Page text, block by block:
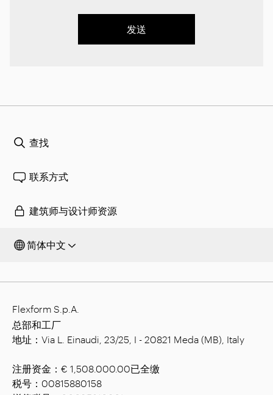
发送
查找
联系方式
建筑师与设计师资源
简体中文
Flexform S.p.A.
总部和工厂
地址：Via L. Einaudi, 23/25, I - 20821 Meda (MB), Italy
注册资金：€ 1,508.000.00已全缴
税号：00815880158